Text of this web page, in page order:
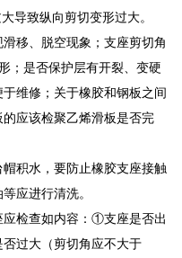
导致纵向剪切变形过大。
移、脱空现象；支座剪切角
；是否保护层有开裂、变硬
维修；关于橡胶和钢板之间
应该检聚乙烯滑板是否完
积水，要防止橡胶支座接触
应进行清洗。
检查如内容：①支座是否出
过大（剪切角应不大于